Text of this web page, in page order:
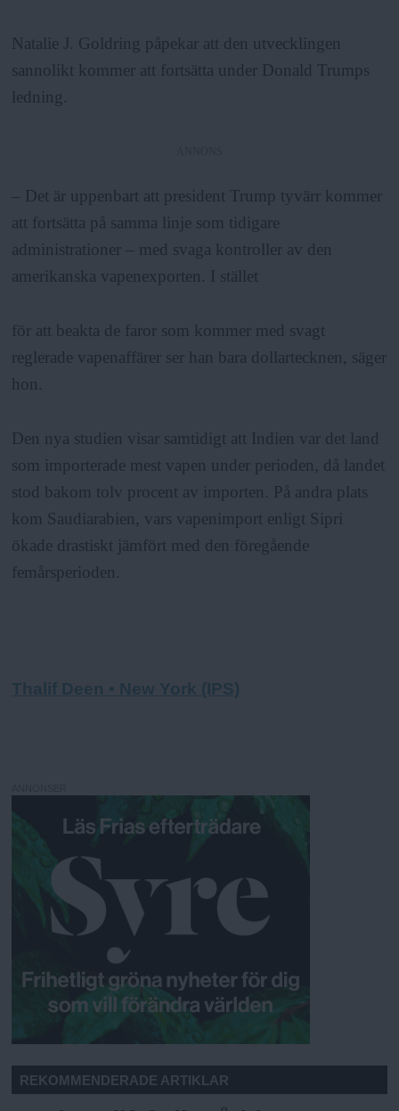
Natalie J. Goldring påpekar att den utvecklingen
sannolikt kommer att fortsätta under Donald Trumps
ledning.
– Det är uppenbart att president Trump tyvärr kommer
att fortsätta på samma linje som tidigare
administrationer – med svaga kontroller av den
amerikanska vapenexporten. I stället
för att beakta de faror som kommer med svagt
reglerade vapenaffärer ser han bara dollartecknen, säger
hon.
Den nya studien visar samtidigt att Indien var det land
som importerade mest vapen under perioden, då landet
stod bakom tolv procent av importen. På andra plats
kom Saudiarabien, vars vapenimport enligt Sipri
ökade drastiskt jämfört med den föregående
femårsperioden.
Thalif Deen • New York (IPS)
REKOMMENDERADE ARTIKLAR